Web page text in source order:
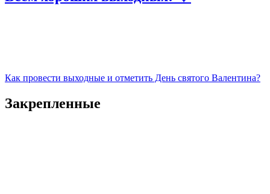
Как провести выходные и отметить День святого Валентина?
Закрепленные